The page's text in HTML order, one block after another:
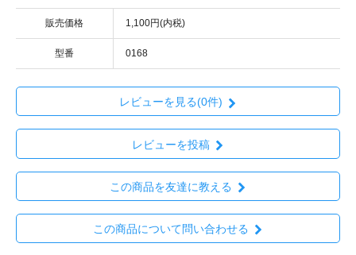
販売価格 1,100円(内税)
型番 0168
レビューを見る(0件)
レビューを投稿
この商品を友達に教える
この商品について問い合わせる